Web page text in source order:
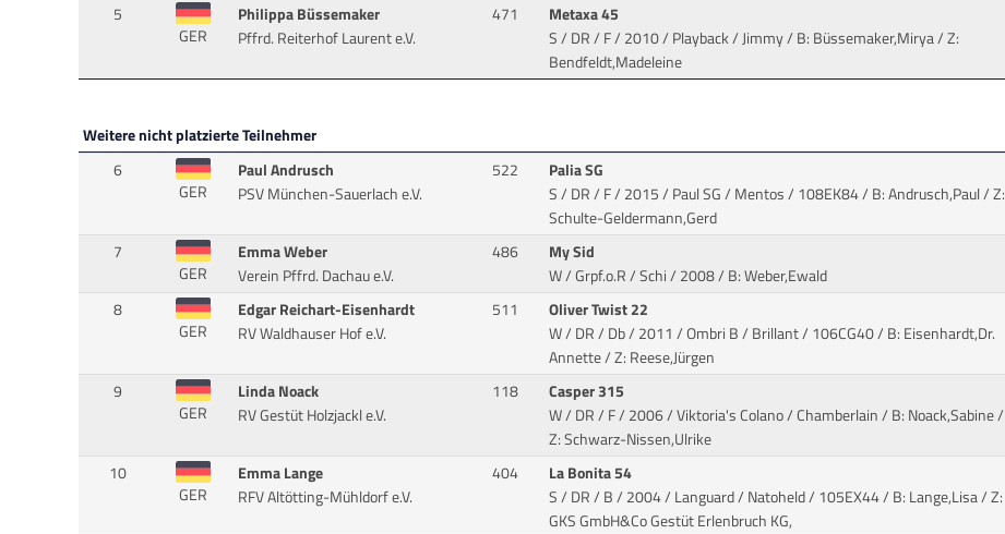
5
GER
Philippa Büssemaker
Pffrd. Reiterhof Laurent e.V.
471
Metaxa 45
S / DR / F / 2010 / Playback / Jimmy/ B: Büssemaker,Mirya / Z:
Bendfeldt,Madeleine
Weitere nicht platzierte Teilnehmer
6
GER
Paul Andrusch
PSV München-Sauerlach e.V.
522
Palia SG
S / DR / F / 2015 / Paul SG / Mentos/ 108EK84 / B: Andrusch,Paul / Z:
Schulte-Geldermann,Gerd
7
GER
Emma Weber
Verein Pffrd. Dachau e.V.
486
My Sid
W / Grpf.o.R / Schi / 2008/ B: Weber,Ewald
8
GER
Edgar Reichart-Eisenhardt
RV Waldhauser Hof e.V.
511
Oliver Twist 22
W / DR / Db / 2011 / Ombri B / Brillant/ 106CG40 / B: Eisenhardt,Dr.
Annette / Z: Reese,Jürgen
9
GER
Linda Noack
RV Gestüt Holzjackl e.V.
118
Casper 315
W / DR / F / 2006 / Viktoria's Colano / Chamberlain/ B: Noack,Sabine /
Z: Schwarz-Nissen,Ulrike
10
GER
Emma Lange
RFV Altötting-Mühldorf e.V.
404
La Bonita 54
S / DR / B / 2004 / Languard / Natoheld/ 105EX44 / B: Lange,Lisa / Z:
GKS GmbH&Co Gestüt Erlenbruch KG,